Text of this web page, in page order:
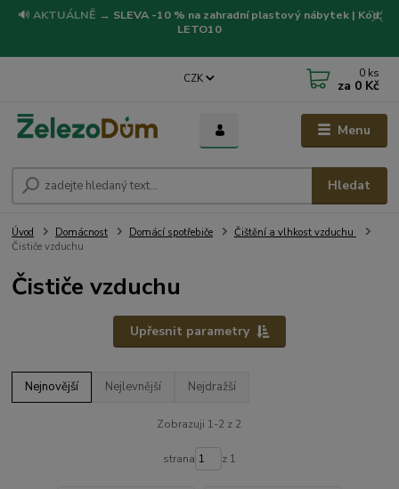
🔊 AKTUÁLNĚ → SLEVA -10 % na zahradní plastový nábytek | Kód:
LETO10
Menu
CZK
Hledat
0 ks
za 0 Kč
Úvod Domácnost Domácí spotřebiče
Čištění a vlhkost vzduchu
Čističe vzduchu
Čističe vzduchu
Upřesnit parametry
Nejnovější Nejlevnější Nejdražší
Zobrazuji 1-2 z 2
strana z 1